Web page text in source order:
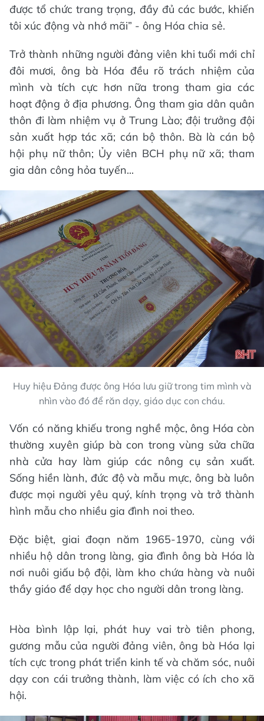
được tổ chức trang trọng, đầy đủ các bước, khiến
tôi xúc động và nhớ mãi” - ông Hóa chia sẻ.
Trở thành những người đảng viên khi tuổi mới chỉ
đôi mươi, ông bà Hóa đều rõ trách nhiệm của
mình và tích cực hơn nữa trong tham gia các
hoạt động ở địa phương. Ông tham gia dân quân
thôn đi làm nhiệm vụ ở Trung Lào; đội trưởng đội
sản xuất hợp tác xã; cán bộ thôn. Bà là cán bộ
hội phụ nữ thôn; Ủy viên BCH phụ nữ xã; tham
gia dân công hỏa tuyến...
Huy hiệu Đảng được ông Hóa lưu giữ trong tim mình và
nhìn vào đó để răn dạy, giáo dục con cháu.
Vốn có năng khiếu trong nghề mộc, ông Hóa còn
thường xuyên giúp bà con trong vùng sửa chữa
nhà cửa hay làm giúp các nông cụ sản xuất.
Sống hiền lành, đức độ và mẫu mực, ông bà luôn
được mọi người yêu quý, kính trọng và trở thành
hình mẫu cho nhiều gia đình noi theo.
Đặc biệt, giai đoạn năm 1965-1970, cùng với
nhiều hộ dân trong làng, gia đình ông bà Hóa là
nơi nuôi giấu bộ đội, làm kho chứa hàng và nuôi
thầy giáo để dạy học cho người dân trong làng.
Hòa bình lập lại, phát huy vai trò tiên phong,
gương mẫu của người đảng viên, ông bà Hóa lại
tích cực trong phát triển kinh tế và chăm sóc, nuôi
dạy con cái trưởng thành, làm việc có ích cho xã
hội.